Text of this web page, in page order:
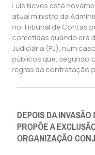
Luís Neves está
atual ministro da
no Tribunal de Contas
cometidas quando era
Judiciária (PJ), num
públicos que, segundo
regras da contratação
DEPOIS DA
PROPÕE A
ORGANIZAÇÃO